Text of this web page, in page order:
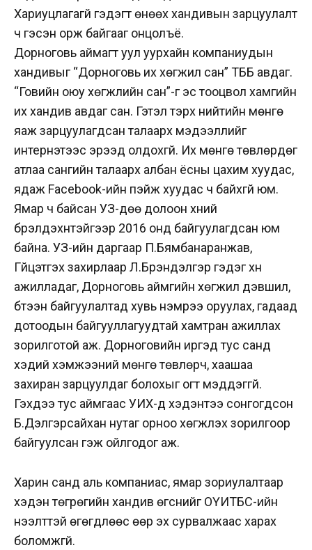
Хариуцлагагүй гэдэгт өнөөх хандивын зарцуулалт
ч гэсэн орж байгааг онцолъё.
Дорноговь аймагт уул уурхайн компаниудын
хандивыг “Дорноговь их хөгжил сан” ТББ авдаг.
“Говийн оюу хөгжлийн сан”-г эс тооцвол хамгийн
их хандив авдаг сан. Гэтэл тэрхүү нийтийн мөнгө
яаж зарцуулагдсан талаарх мэдээллийг
интернэтээс эрээд олдохгүй. Их мөнгө төвлөрдөг
атлаа сангийн талаарх албан ёсны цахим хуудас,
ядаж Facebook-ийн пэйж хуудас ч байхгүй юм.
Ямар ч байсан УЗ-дөө долоон хүний
бүрэлдэхүүнтэйгээр 2016 онд байгуулагдсан юм
байна. УЗ-ийн даргаар П.Бямбанаранжав,
Гүйцэтгэх захирлаар Л.Бүрэндэлгэр гэдэг хүн
ажилладаг, Дорноговь аймгийн хөгжил дэвшил,
бүтээн байгуулалтад хувь нэмрээ оруулах, гадаад
дотоодын байгууллагуудтай хамтран ажиллах
зорилготой аж. Дорноговийн иргэд тус санд
хэдий хэмжээний мөнгө төвлөрч, хаашаа
захиран зарцуулдаг болохыг огт мэддэггүй.
Гэхдээ тус аймгаас УИХ-д хэдэнтээ сонгогдсон
Б.Дэлгэрсайхан нутаг орноо хөгжүүлэх зорилгоор
байгуулсан гэж ойлгодог аж.
Харин санд аль компаниас, ямар зориулалтаар
хэдэн төгрөгийн хандив өгснийг ОҮИТБС-ийн
нээлттэй өгөгдлөөс өөр эх сурвалжаас харах
боломжгүй.